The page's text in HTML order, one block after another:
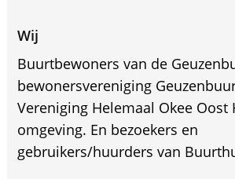
Wij
Buurtbewoners van de
bewonersvereniging
Vereniging Helemaal Okee Oost
omgeving. En bezoekers en
gebruikers/huurders van